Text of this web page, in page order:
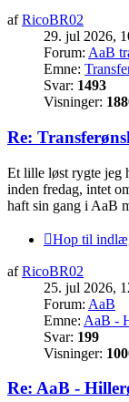
afRicoBR02
29. jul 2026,
Forum: AaB
Emne:
Svar: 1493
Visninger:
Re:
Et lille løst rygte jeg
inden fredag, intet
haft sin gang i AaB
Hop til
afRicoBR02
25. jul 2026,
Forum: AaB
Emne: AaB -
Svar: 199
Visninger:
Re: AaB -